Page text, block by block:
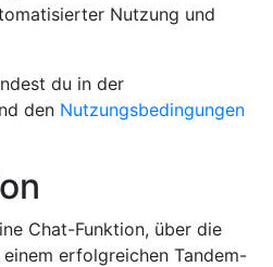
Nutzung und
du in der
den Nutzungsbedingungen
Chat-Funktion, über die
erfolgreichen Tandem-